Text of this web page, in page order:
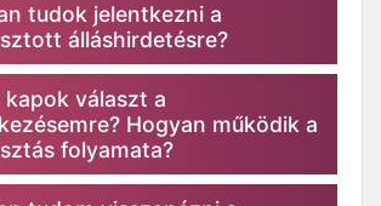
tudok jelentkezni a
álláshirdetésre?
kapok választ a
Hogyan működik a
folyamata?